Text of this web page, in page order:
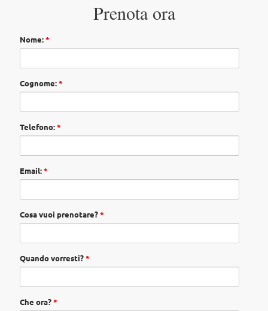
Prenota ora
Nome:*
Cognome:*
Telefono:*
Email:*
Cosa vuoi prenotare?*
Quando vorresti?*
Che ora?*